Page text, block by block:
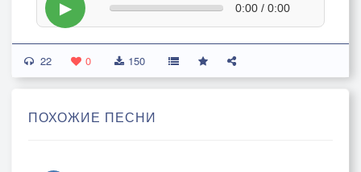
▶ 0:00 / 0:00
22 0 150
ПОХОЖИЕ ПЕСНИ